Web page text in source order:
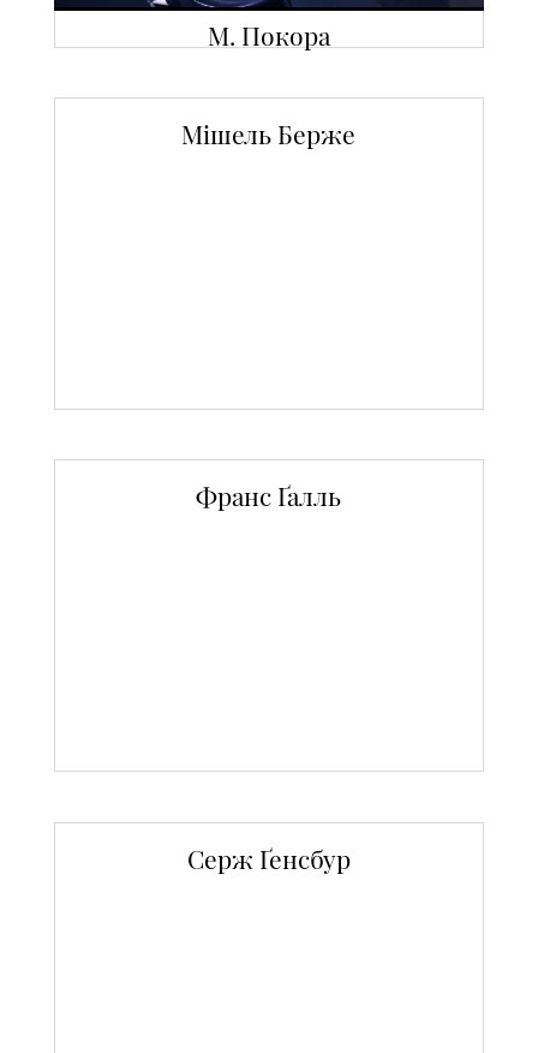
М. Покора
Мішель Берже
Франс Ґалль
Серж Ґенсбур